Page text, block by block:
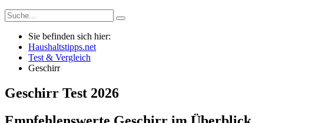
Sie befinden sich hier:
Haushaltstipps.net
Test & Vergleich
Geschirr
Geschirr Test 2026